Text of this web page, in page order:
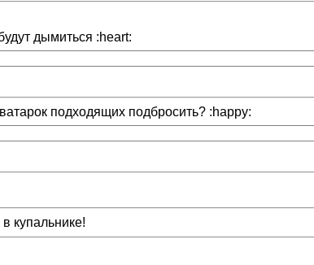
дымиться :heart:
подходящих подбросить? :happy:
купальнике!